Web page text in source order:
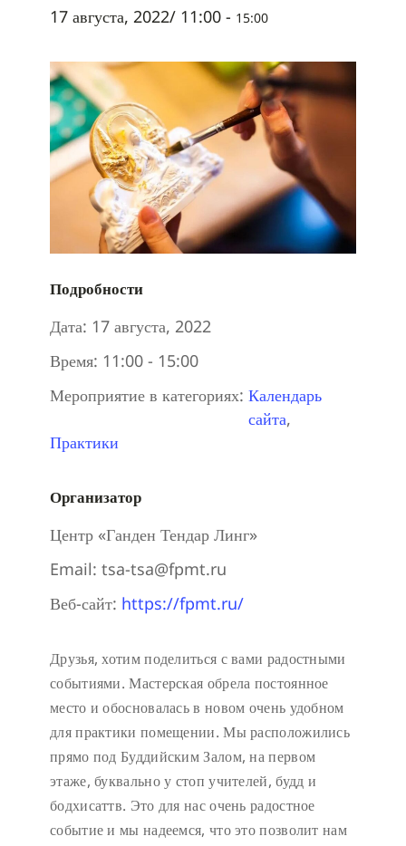
17 августа, 2022/ 11:00 - 15:00
Подробности
Дата: 17 августа, 2022
Время: 11:00 - 15:00
Мероприятие в категориях: Календарь
сайта,
Практики
Организатор
Центр «Ганден Тендар Линг»
Email: tsa-tsa@fpmt.ru
Веб-сайт: https://fpmt.ru/
Друзья, хотим поделиться с вами радостными
событиями. Мастерская обрела постоянное
место и обосновалась в новом очень удобном
для практики помещении. Мы расположились
прямо под Буддийским Залом, на первом
этаже, буквально у стоп учителей, будд и
бодхисаттв. Это для нас очень радостное
событие и мы надеемся, что это позволит нам